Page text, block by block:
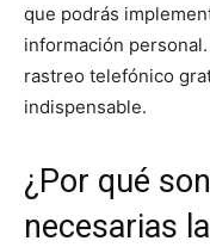
que podrás
información
rastreo telefónico
indispensable.
¿Por qué
necesarias